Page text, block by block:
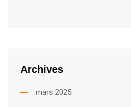
Archives
mars 2025